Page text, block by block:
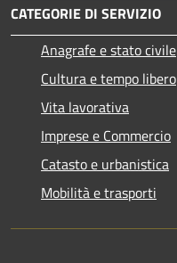
CATEGORIE DI SERVIZIO
Anagrafe e stato civile
Cultura e tempo libero
Vita lavorativa
Imprese e Commercio
Catasto e urbanistica
Mobilità e trasporti